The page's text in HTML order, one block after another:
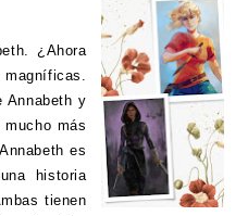
¿Ahora
Annabeth y
más
es
historia
tienen